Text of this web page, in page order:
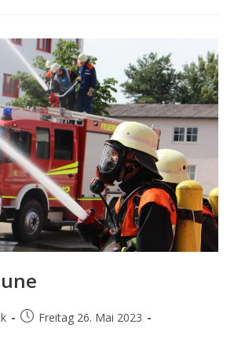
BeitragFreitag 26. Mai 2023